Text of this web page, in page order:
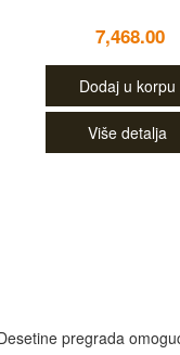
7,468.00
Dodaj u korpu
Više detalja
pregrada